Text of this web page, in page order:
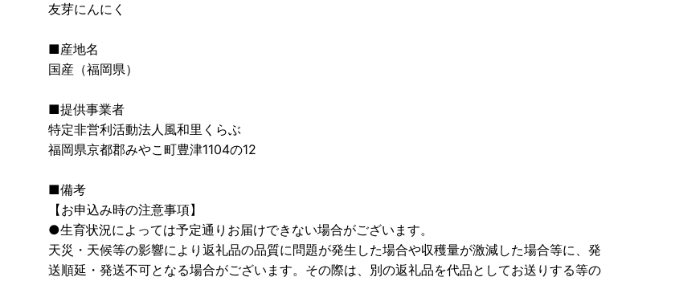
友芽にんにく
■産地名
国産（福岡県）
■提供事業者
特定非営利活動法人風和里くらぶ
福岡県京都郡みやこ町豊津1104の12
■備考
【お申込み時の注意事項】
●生育状況によっては予定通りお届けできない場合がございます。
天災・天候等の影響により返礼品の品質に問題が発生した場合や収穫量が激減した場合等に、発
送順延・発送不可となる場合がございます。その際は、別の返礼品を代品としてお送りする等の